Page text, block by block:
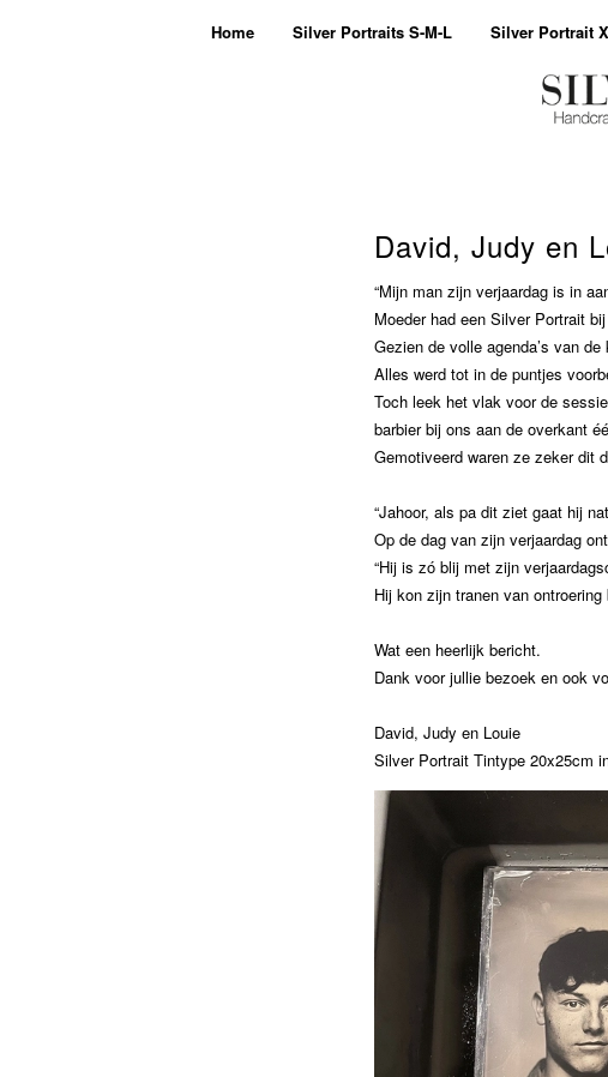
Home Silver Portraits S-M-L Silver Portrait
David, Judy en
“Mijn man zijn verjaardag is in
Moeder had een Silver Portrait
Gezien de volle agenda’s van
Alles werd tot in de puntjes
Toch leek het vlak voor de
barbier bij ons aan de overkant
Gemotiveerd waren ze zeker dit
“Jahoor, als pa dit ziet gaat hij
Op de dag van zijn verjaardag
“Hij is zó blij met zijn
Hij kon zijn tranen van
Wat een heerlijk bericht.
Dank voor jullie bezoek en ook
David, Judy en Louie
Silver Portrait Tintype 20x25cm